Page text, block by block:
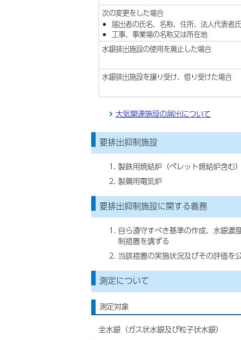
次の変更をした場合
届出者の氏名、名称、住所、法人代表者
工事、事業場の名称又は所在地
水銀排出施設の使用を廃止した場合
水銀排出施設を譲り受け、借り受けた場合
大気関連施設の届出について
要排出抑制施設
製鉄用焼結炉（ペレット焼結炉含む）
製鋼用電気炉
要排出抑制施設に関する義務
自ら遵守すべき基準の作成、水銀濃
制措置を講ずる
当該措置の実施状況及びその評価を
測定について
測定対象
全水銀（ガス状水銀及び粒子状水銀）